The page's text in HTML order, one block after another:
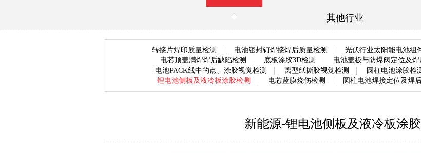
其他行业
转接片焊印质量检测 电池密封钉焊接焊后质量检测 光伏行业太阳能电池组
电芯顶盖满焊焊后缺陷检测
底板涂胶3D检测 电池盖板与防爆阀定位及焊
电池PACK线中的点、涂胶视觉检测
离型纸撕胶视觉检测 圆柱电池涂胶检
锂电池侧板及液冷板涂胶检测
电芯蓝膜烧伤检测 圆柱电池焊接定位及焊
新能源-锂电池侧板及液冷板涂